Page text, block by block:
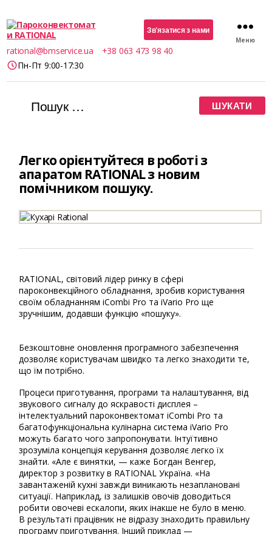
Пароконвектомати
RATIONAL
Зв’язатися з нами
rational@bmservice.ua
+38 063 473 98 40
Пн-Пт 9:00-17:30
Меню
Шукати:
Легко орієнтуйтеся в роботі з
апаратом RATIONAL з новим
помічником пошуку.
RATIONAL, світовий лідер ринку в сфері
пароконвекційного обладнання, зробив користування
своїм обладнанням iCombi Pro та iVario Pro ще
зручнішим, додавши функцію «пошуку».
Безкоштовне оновлення програмного забезпечення
дозволяє користувачам швидко та легко знаходити те,
що їм потрібно.
Процеси приготування, програми та налаштування, від
звукового сигналу до яскравості дисплея –
інтелектуальний пароконвектомат iCombi Pro та
багатофункціональна кулінарна система iVario Pro
можуть багато чого запропонувати. Інтуїтивно
зрозуміла концепція керування дозволяє легко їх
знайти. «Але є винятки, — каже Богдан Венгер,
директор з розвитку в RATIONAL Україна. «На
завантаженій кухні завжди виникають незаплановані
ситуації. Наприклад, із залишків овочів доводиться
робити овочеві ескалопи, яких інакше не було в меню.
В результаті працівник не відразу знаходить правильну
програму приготування. Інший приклад —